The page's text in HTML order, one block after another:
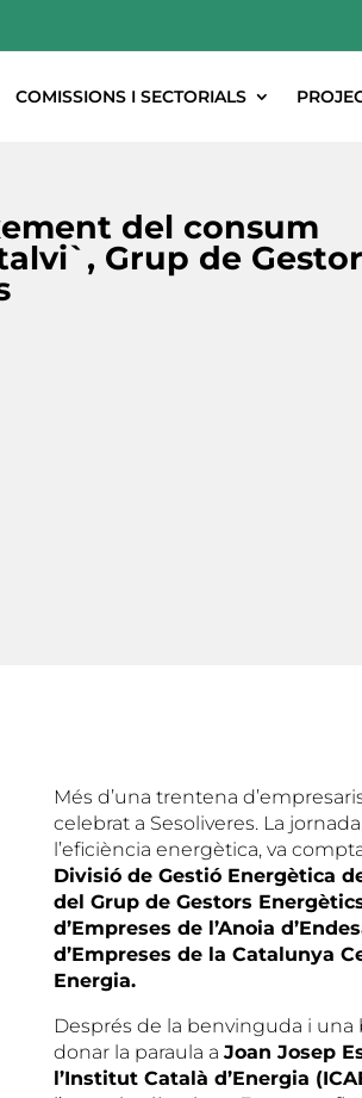
COMISSIONS I SECTORIALS
del consum
Grup de
Més d’una trentena
celebrat a Sesoliveres. La
l’eficiència energètica, va
Divisió de Gestió Energètica
del Grup de Gestors
d’Empreses de l’Anoia
d’Empreses de la Catalunya
Energia.
Després de la benvinguda i una
donar la paraula a Joan Josep
l’Institut Català d’Energia